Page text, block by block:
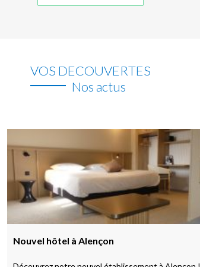
VOS DECOUVERTES
Nos actus
Nouvel hôtel à Alençon